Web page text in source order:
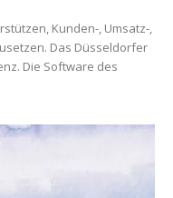
Kunden-, Umsatz-,
Das Düsseldorfer
Die Software des